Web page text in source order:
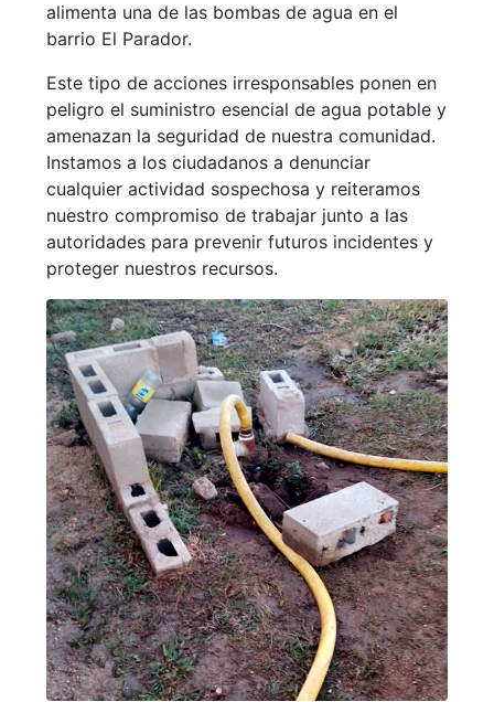
alimenta una de las bombas de agua en el
barrio El Parador.
Este tipo de acciones irresponsables ponen en
peligro el suministro esencial de agua potable y
amenazan la seguridad de nuestra comunidad.
Instamos a los ciudadanos a denunciar
cualquier actividad sospechosa y reiteramos
nuestro compromiso de trabajar junto a las
autoridades para prevenir futuros incidentes y
proteger nuestros recursos.